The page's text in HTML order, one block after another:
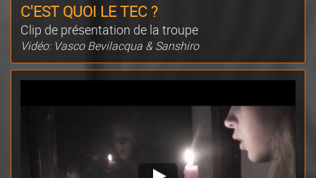
C'EST QUOI LE TEC ?
Clip de présentation de la troupe
Vidéo: Vasco Bevilacqua & Sanshiro